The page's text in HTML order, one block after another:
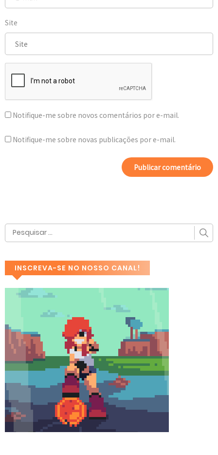
Site
Notifique-me sobre novos comentários por e-mail.
Notifique-me sobre novas publicações por e-mail.
INSCREVA-SE NO NOSSO CANAL!